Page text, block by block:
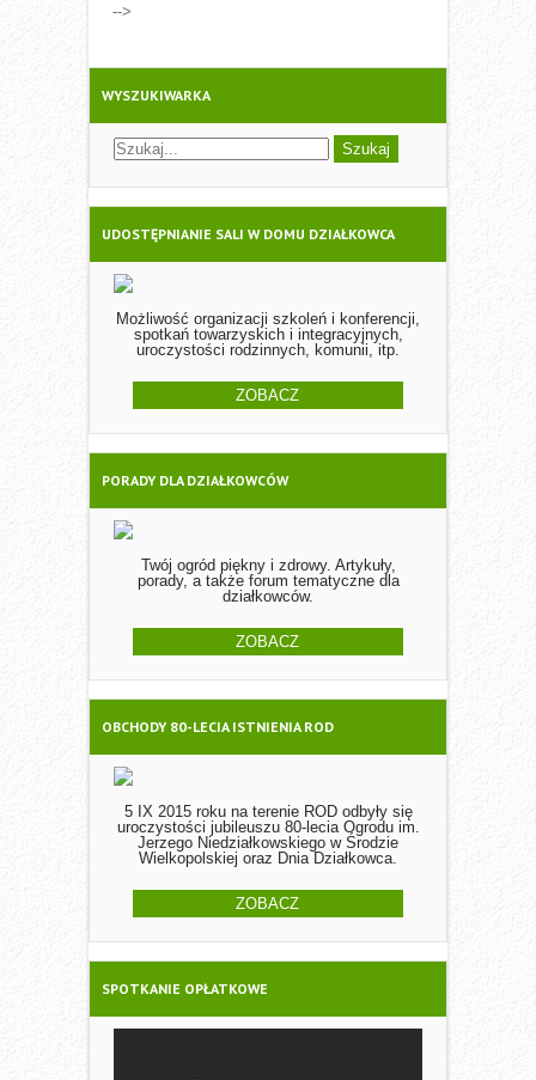
-->
WYSZUKIWARKA
UDOSTĘPNIANIE SALI W DOMU DZIAŁKOWCA
Możliwość organizacji szkoleń i konferencji,
spotkań towarzyskich i integracyjnych,
uroczystości rodzinnych, komunii, itp.
ZOBACZ
PORADY DLA DZIAŁKOWCÓW
Twój ogród piękny i zdrowy. Artykuły,
porady, a także forum tematyczne dla
działkowców.
ZOBACZ
OBCHODY 80-LECIA ISTNIENIA ROD
5 IX 2015 roku na terenie ROD odbyły się
uroczystości jubileuszu 80-lecia Ogrodu im.
Jerzego Niedziałkowskiego w Środzie
Wielkopolskiej oraz Dnia Działkowca.
ZOBACZ
SPOTKANIE OPŁATKOWE